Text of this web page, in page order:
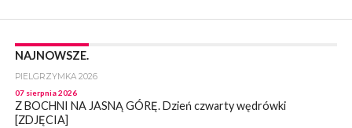
NAJNOWSZE.
PIELGRZYMKA 2026
07 sierpnia 2026
Z BOCHNI NA JASNĄ GÓRĘ. Dzień czwarty wędrówki
[ZDJĘCIA]